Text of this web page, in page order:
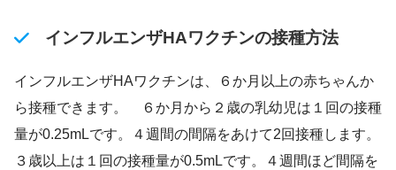
インフルエンザHAワクチンの接種方法
インフルエンザHAワクチンは、６か月以上の赤ちゃんか
ら接種できます。 ６か月から２歳の乳幼児は１回の接種
量が0.25mLです。４週間の間隔をあけて2回接種します。
３歳以上は１回の接種量が0.5mLです。４週間ほど間隔を